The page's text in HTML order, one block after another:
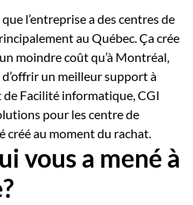
l’entreprise a des centres de
au Québec. Ça crée
moindre coût qu’à Montréal,
un meilleur support à
Facilité informatique, CGI
pour les centre de
créé au moment du rachat.
vous a mené à